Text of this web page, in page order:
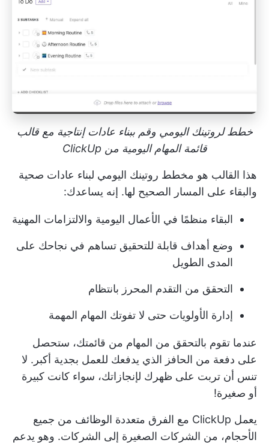
خطط لروتينك اليومي وقم ببناء عادات إنتاجية مع قالب
قائمة المهام اليومية من ClickUp
هذا القالب هو مخطط روتينك اليومي لبناء عادات صحية
والبقاء على المسار الصحيح لها. إنه يساعدك:
البقاء منظمًا في الأعمال اليومية والالتزامات المهنية
وضع أهداف قابلة للتحقيق تساهم في نجاحك على
المدى الطويل
التحقق من التقدم المحرز بانتظام
إدارة الأولويات حتى لا تفوتك المهام المهمة
عندما تقوم بالتحقق من المهام من قائمتك، ستحصل
على دفعة من الحافز الذي يدفعك للعمل بجدية أكبر. لا
تنس أن تربت على ظهرك لإنجازاتك، سواء كانت كبيرة
أو صغيرة!
يعمل ClickUp مع الفرق متعددة الوظائف من جميع
الأحجام، من الشركات الصغيرة إلى الشركات. وهو يدعم